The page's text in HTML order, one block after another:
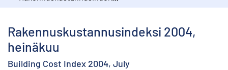
Rakennuskustannusindeksi 2004,
heinäkuu
Building Cost Index 2004, July